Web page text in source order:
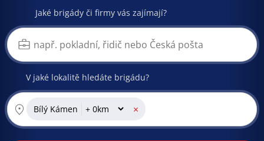
Jaké brigády či firmy vás zajímají?
V jaké lokalitě hledáte brigádu?
Bílý Kámen ×